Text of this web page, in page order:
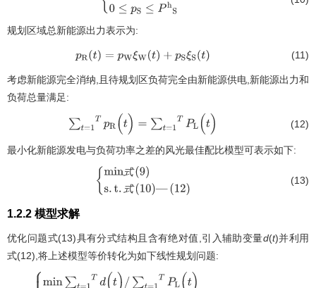
0 ≤p W≤ W0 ≤pS
规划区域总新能源出力表示为:
pR(t)= pWξW(t)+pS ξS(t) (11)
考虑新能源完全消纳,且待规划区负荷完全由新能源供电,新能源出力和
负荷总量满足:
∑t=1T R(t)=∑t =1TPL(t) (12)
最小化新能源发电与负荷功率之差的风光最佳配比模型可表示如下:
式
式
m 式 (9)s. t.式 10) —
(13)
1.2.2 模型求解
优化问题式(13)具有分式结构且含有绝对值,引入辅助变量d(t)并利用
式(12),将上述模型等价转化为如下线性规划问题: